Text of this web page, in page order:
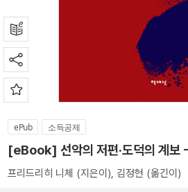
ePub 소득공제
[eBook] 선악의 저편·도덕의 계보
프리드리히 니체 (지은이), 김정현 (옮긴이)